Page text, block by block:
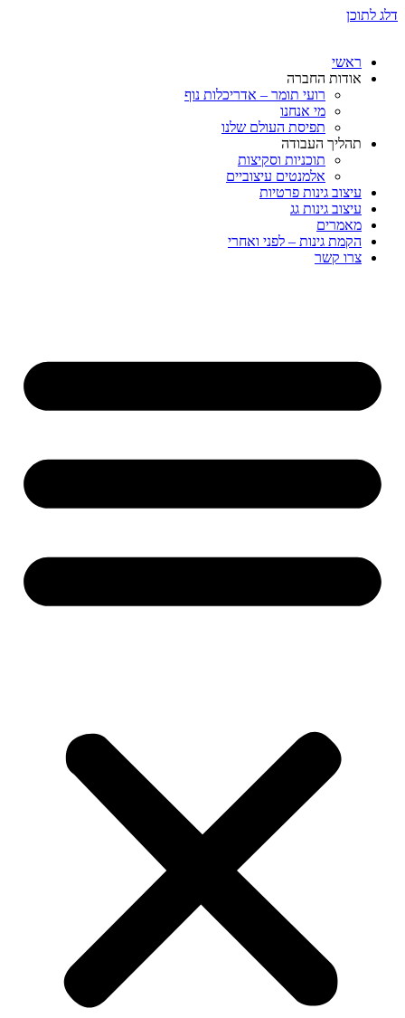
דלג לתוכן
ראשי
אודות החברה
רועי תומר – אדריכלות נוף
מי אנחנו
תפיסת העולם שלנו
תהליך העבודה
תוכניות וסקיצות
אלמנטים עיצוביים
עיצוב גינות פרטיות
עיצוב גינות גג
מאמרים
הקמת גינות – לפני ואחרי
צרו קשר